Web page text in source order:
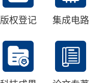
版权登记 集成电路